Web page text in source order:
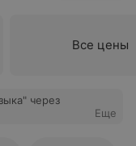
Все цены
Еще